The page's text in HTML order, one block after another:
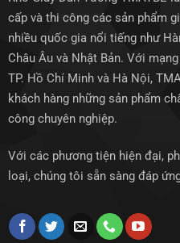
cấp và thi công các sản phẩm
nhiều quốc gia nổi tiếng như
Châu Âu và Nhật Bản. Với
TP. Hồ Chí Minh và Hà Nội,
khách hàng những sản phẩm
công chuyên nghiệp.
Với các phương tiện hiện đại,
loại, chúng tôi sẵn sàng đáp